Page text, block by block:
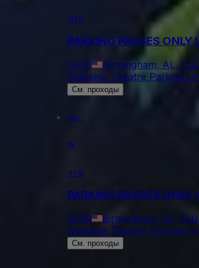
птн
PARKING PASSES
19:00 Birmingham, AL,
Alabama Theatre Parking
См. проходы
окт.
15
чтв
PARKING PASSES ONLY
19:00 Birmingham, AL,
Alabama Theatre Parking
См. проходы